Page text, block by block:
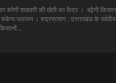
बनेगी शतावरी की खेती का केंद्र । बढ़ेगी
पलायन । रुद्रप्रयाग : उत्तराखंड के पर्वतीय